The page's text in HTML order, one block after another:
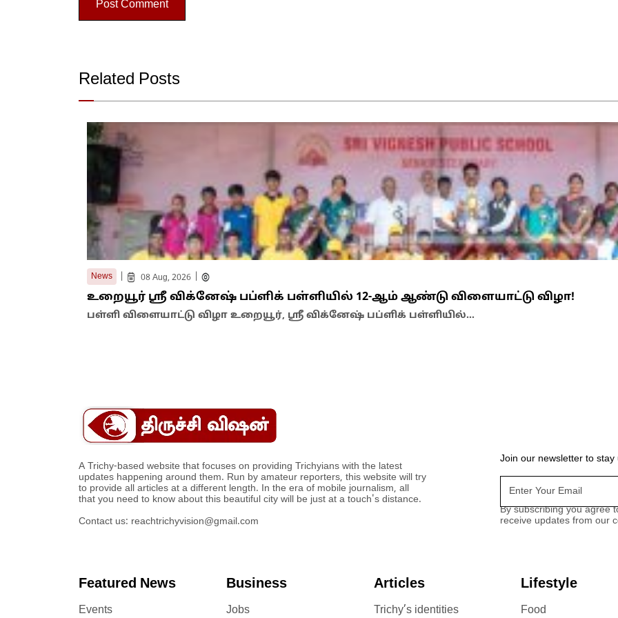
Related Posts
News 08 Aug, 2026
உறையூர் ஸ்ரீ விக்னேஷ் பப்ளிக் பள்ளியில் 12-ஆம் ஆண்டு விளையாட்டு விழா!
பள்ளி விளையாட்டு விழா உறையூர், ஸ்ரீ விக்னேஷ் பப்ளிக் பள்ளியில்…
A Trichy-based website that focuses on providing Trichyians with the latest
updates happening around them. Run by amateur reporters, this website will try
to provide all articles at a different length. In the era of mobile journalism, all
that you need to know about this beautiful city will be just at a touch's distance.
Contact us: reachtrichyvision@gmail.com
Join our newsletter to
By subscribing you agree
receive updates from our
Featured News
Events
Business
Jobs
Articles
Trichy’s identities
Lifestyle
Food